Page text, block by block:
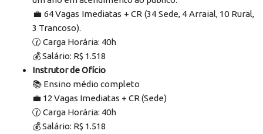
‍💼 64 Vagas Imediatas + CR (34 Sede, 4 Arraial, 10 Rural,
3 Trancoso).
🕜 Carga Horária: 40h
💰 Salário: R$ 1.518
Instrutor de Ofício
📚 Ensino médio completo
‍💼 12 Vagas Imediatas + CR (Sede)
🕜 Carga Horária: 40h
💰 Salário: R$ 1.518